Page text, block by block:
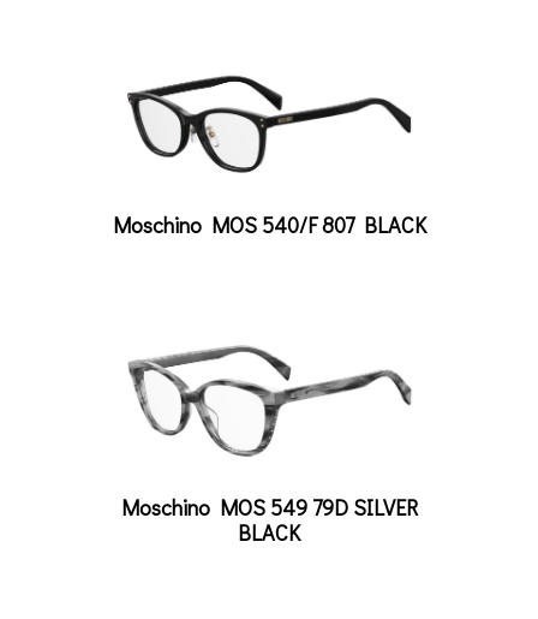
Moschino MOS 540/F 807 BLACK
Moschino MOS 549 79D SILVER
BLACK